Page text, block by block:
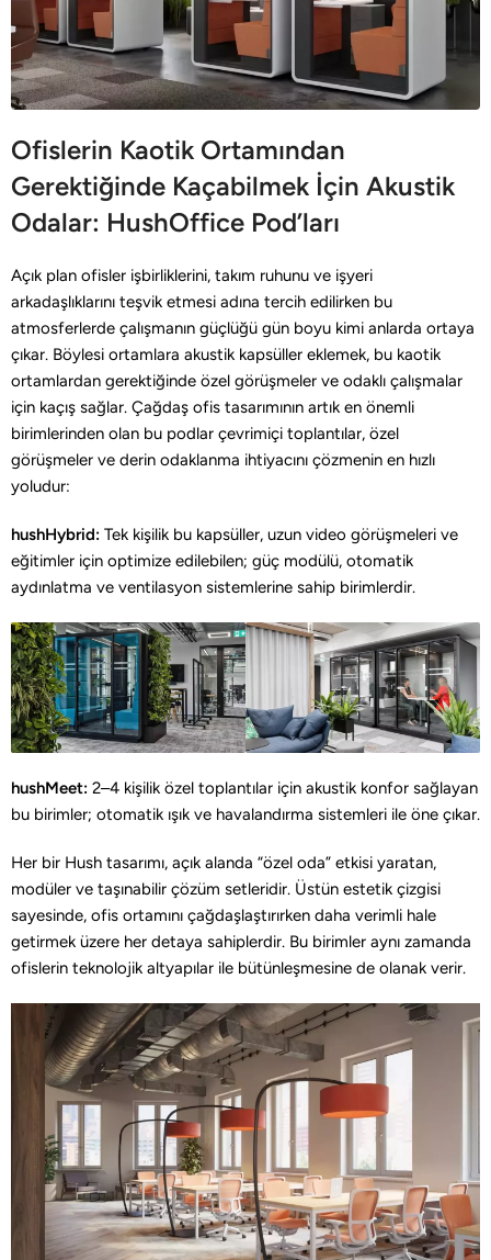
Ofislerin Kaotik Ortamından
Gerektiğinde Kaçabilmek İçin Akustik
Odalar: HushOffice Pod’ları
Açık plan ofisler işbirliklerini, takım ruhunu ve işyeri
arkadaşlıklarını teşvik etmesi adına tercih edilirken bu
atmosferlerde çalışmanın güçlüğü gün boyu kimi anlarda ortaya
çıkar. Böylesi ortamlara akustik kapsüller eklemek, bu kaotik
ortamlardan gerektiğinde özel görüşmeler ve odaklı çalışmalar
için kaçış sağlar. Çağdaş ofis tasarımının artık en önemli
birimlerinden olan bu podlar çevrimiçi toplantılar, özel
görüşmeler ve derin odaklanma ihtiyacını çözmenin en hızlı
yoludur:
hushHybrid: Tek kişilik bu kapsüller, uzun video görüşmeleri ve
eğitimler için optimize edilebilen; güç modülü, otomatik
aydınlatma ve ventilasyon sistemlerine sahip birimlerdir.
hushMeet: 2–4 kişilik özel toplantılar için akustik konfor sağlayan
bu birimler; otomatik ışık ve havalandırma sistemleri ile öne çıkar.
Her bir Hush tasarımı, açık alanda “özel oda” etkisi yaratan,
modüler ve taşınabilir çözüm setleridir. Üstün estetik çizgisi
sayesinde, ofis ortamını çağdaşlaştırırken daha verimli hale
getirmek üzere her detaya sahiplerdir. Bu birimler aynı zamanda
ofislerin teknolojik altyapılar ile bütünleşmesine de olanak verir.